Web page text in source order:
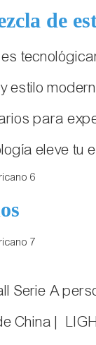
de
es
estilo
para
eleve tu
Serie A
China |